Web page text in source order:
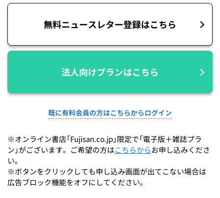
無料ニュースレター登録はこちら
法人向けプランはこちら
既に有料会員の方はこちらからログイン
※オンライン書店「Fujisan.co.jp」限定で「電子版＋雑誌プラ
ン」がございます。ご希望の方はこちらからお申し込みくださ
い。
※ボタンをクリックしても申し込み画面が出てこない場合は
広告ブロック機能をオフにしてください。